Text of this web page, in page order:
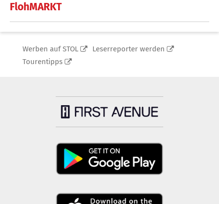
FlohMARKT
Werben auf STOL
Leserreporter werden
Tourentipps